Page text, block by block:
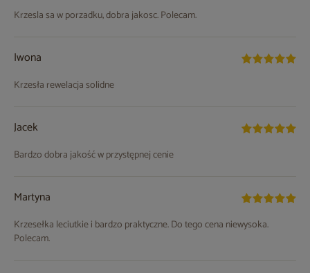
Krzesla sa w porzadku, dobra jakosc. Polecam.
Iwona
Krzesła rewelacja solidne
Jacek
Bardzo dobra jakość w przystępnej cenie
Martyna
Krzesełka leciutkie i bardzo praktyczne. Do tego cena niewysoka.
Polecam.